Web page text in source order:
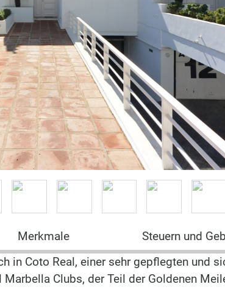
Merkmale
Steuern und
in Coto Real, einer sehr gepflegten und
Clubs, der Teil der Goldenen